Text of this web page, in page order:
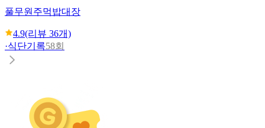
풀무원 주먹밥대장
4.9(리뷰 36개)
·식단기록58회